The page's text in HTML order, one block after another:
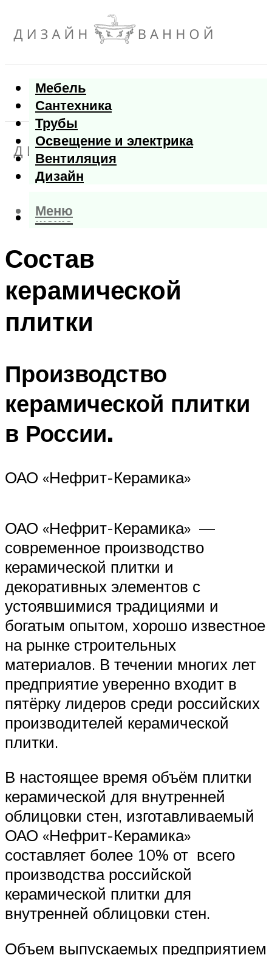
Мебель
Сантехника
Трубы
Освещение и электрика
Вентиляция
Дизайн
Меню
Меню
Состав
керамической
плитки
Производство
керамической плитки
в России.
ОАО «Нефрит-Керамика»
ОАО «Нефрит-Керамика» —
современное производство
керамической плитки и
декоративных элементов с
устоявшимися традициями и
богатым опытом, хорошо известное
на рынке строительных
материалов. В течении многих лет
предприятие уверенно входит в
пятёрку лидеров среди российских
производителей керамической
плитки.
В настоящее время объём плитки
керамической для внутренней
облицовки стен, изготавливаемый
ОАО «Нефрит-Керамика»
составляет более 10% от всего
производства российской
керамической плитки для
внутренней облицовки стен.
Объем выпускаемых предприятием